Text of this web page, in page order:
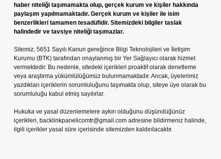
haber niteliği taşımamakta olup, gerçek kurum ve kişiler hakkında
paylaşım yapılmamaktadır. Gerçek kurum ve kişiler ile isim
benzerlikleri tamamen tesadüfidir. Sitemizdeki bilgiler taslak
halindedir ve tavsiye niteliği taşımazlar.
Sitemiz, 5651 Sayılı Kanun gereğince Bilgi Teknolojileri ve İletişim
Kurumu (BTK) tarafından onaylanmış bir Yer Sağlayıcı olarak hizmet
vermektedir. Bu nedenle, sitedeki içerikleri proaktif olarak denetleme
veya araştırma yükümlülüğümüz bulunmamaktadır. Ancak, üyelerimiz
yazdıkları içeriklerin sorumluluğunu taşımakta olup, siteye üye olarak bu
sorumluluğu kabul etmiş sayılırlar.
Hukuka ve yasal düzenlemelere aykırı olduğunu düşündüğünüz
içerikleri, backlinkpanelicomtr@gmail.com adresine bildirmeniz halinde,
ilgili içerikler yasal süre içerisinde sitemizden kaldırılacaktır.